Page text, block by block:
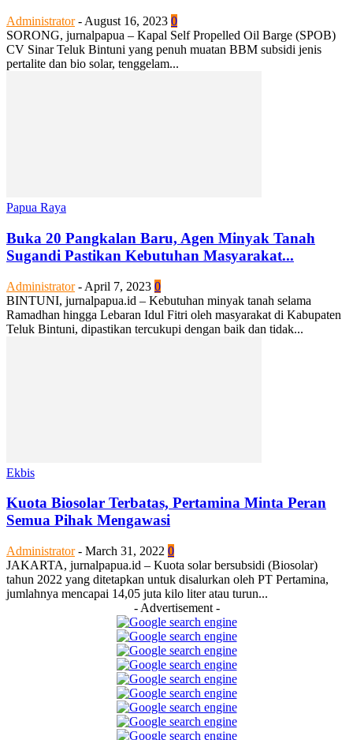
Administrator - August 16, 2023 0
SORONG, jurnalpapua – Kapal Self Propelled Oil Barge (SPOB)
CV Sinar Teluk Bintuni yang penuh muatan BBM subsidi jenis
pertalite dan bio solar, tenggelam...
Papua Raya
Buka 20 Pangkalan Baru, Agen Minyak Tanah
Sugandi Pastikan Kebutuhan Masyarakat...
Administrator - April 7, 2023 0
BINTUNI, jurnalpapua.id – Kebutuhan minyak tanah selama
Ramadhan hingga Lebaran Idul Fitri oleh masyarakat di Kabupaten
Teluk Bintuni, dipastikan tercukupi dengan baik dan tidak...
Ekbis
Kuota Biosolar Terbatas, Pertamina Minta Peran
Semua Pihak Mengawasi
Administrator - March 31, 2022 0
JAKARTA, jurnalpapua.id – Kuota solar bersubsidi (Biosolar)
tahun 2022 yang ditetapkan untuk disalurkan oleh PT Pertamina,
jumlahnya mencapai 14,05 juta kilo liter atau turun...
- Advertisement -